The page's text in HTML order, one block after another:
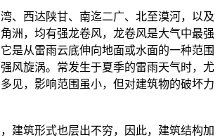
、西达陕甘、南迄二广、北至漠河，以及
洲，均有强龙卷风，龙卷风是大气中最强
是从雷雨云底伸向地面或水面的一种范围
风旋涡。常发生于夏季的雷雨天气时，尤
见，影响范围虽小，但对建筑物的破坏力
建筑形式也层出不穷，因此，建筑结构加